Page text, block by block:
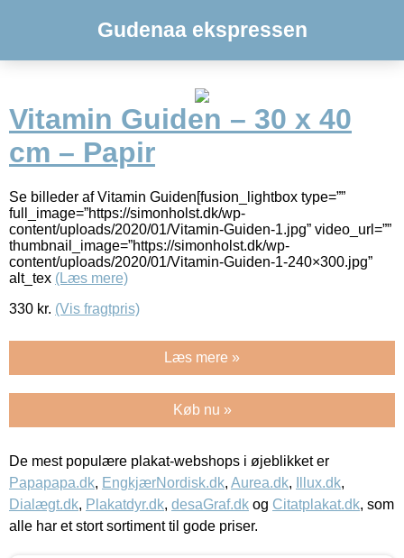
Gudenaa ekspressen
Vitamin Guiden – 30 x 40
cm – Papir
Se billeder af Vitamin Guiden[fusion_lightbox type=””
full_image=”https://simonholst.dk/wp-
content/uploads/2020/01/Vitamin-Guiden-1.jpg” video_url=””
thumbnail_image=”https://simonholst.dk/wp-
content/uploads/2020/01/Vitamin-Guiden-1-240×300.jpg”
alt_tex (Læs mere)
330 kr. (Vis fragtpris)
Læs mere »
Køb nu »
De mest populære plakat-webshops i øjeblikket er
Papapapa.dk, EngkjærNordisk.dk, Aurea.dk, Illux.dk,
Dialægt.dk, Plakatdyr.dk, desaGraf.dk og Citatplakat.dk, som
alle har et stort sortiment til gode priser.